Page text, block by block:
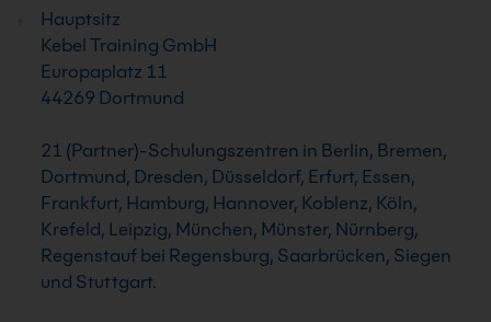
Hauptsitz
Kebel Training GmbH
Europaplatz 11
44269 Dortmund
21 (Partner)-Schulungszentren in Berlin, Bremen,
Dortmund, Dresden, Düsseldorf, Erfurt, Essen,
Frankfurt, Hamburg, Hannover, Koblenz, Köln,
Krefeld, Leipzig, München, Münster, Nürnberg,
Regenstauf bei Regensburg, Saarbrücken, Siegen
und Stuttgart.